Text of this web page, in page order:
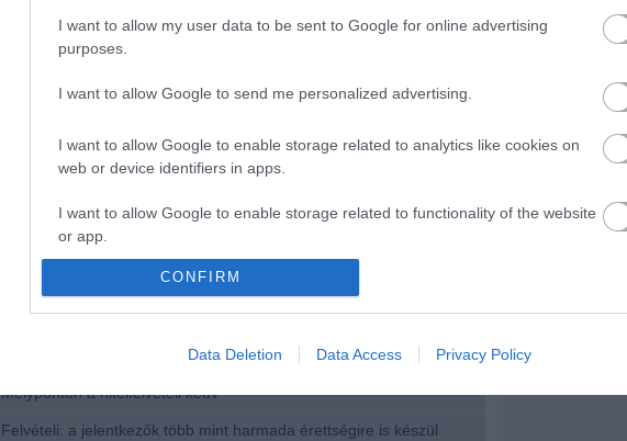
I want to allow my user data to be sent to Google for online advertising
purposes.
I want to allow Google to send me personalized advertising.
I want to allow Google to enable storage related to analytics like cookies on
web or device identifiers in apps.
I want to allow Google to enable storage related to functionality of the website
or app.
I want to allow Google to enable storage related to personalization.
authentication functionality and fraud prevention, and other user protection.
CONFIRM
Data Deletion Data Access Privacy Policy
(csaknem minden ötödik jelentkező ilyen képzést jelölt meg első
helyen), a műszaki és a bölcsészettudományi képzési területek
2700-an küldtek kérelmet, az uniós államokon kívülről érkezett
A küszöbponthatár 200 pont, az államilag támogatott felvehető
hallgatót lehet felvenni.
Mélyponton a hitelfelvételi kedv
Felvételi: a jelentkezők több mint harmada érettségire is készül